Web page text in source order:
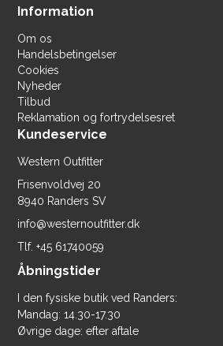
Information
Om os
Handelsbetingelser
Cookies
Nyheder
Tilbud
Reklamation og fortrydelsesret
Kundeservice
Western Outfitter
Frisenvoldvej 20
8940 Randers SV
info@westernoutfitter.dk
Tlf.+45 61740059
Åbningstider
I den fysiske butik ved Randers:
Mandag: 14.30-17.30
Øvrige dage: efter aftale